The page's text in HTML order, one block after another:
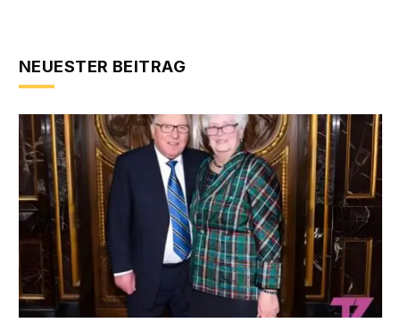
NEUESTER BEITRAG